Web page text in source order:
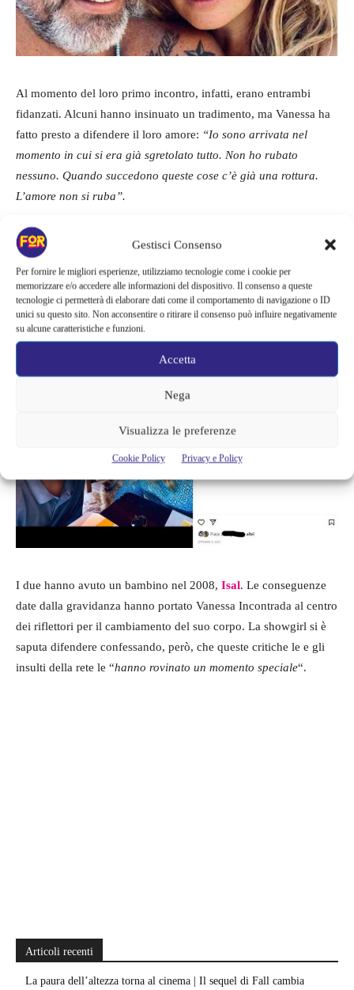
Gestisci Consenso
Per fornire le migliori esperienze, utilizziamo tecnologie come i cookie per
memorizzare e/o accedere alle informazioni del dispositivo. Il consenso a queste
tecnologie ci permetterà di elaborare dati come il comportamento di navigazione o ID
unici su questo sito. Non acconsentire o ritirare il consenso può influire negativamente
su alcune caratteristiche e funzioni.
Accetta
Nega
Visualizza le preferenze
Cookie Policy Privacy e Policy
Al momento del loro primo incontro, infatti, erano entrambi
fidanzati. Alcuni hanno insinuato un tradimento, ma Vanessa ha
fatto presto a difendere il loro amore: “Io sono arrivata nel
momento in cui si era già sgretolato tutto. Non ho rubato
nessuno. Quando succedono queste cose c’è già una rottura.
L’amore non si ruba”.
Al tempo del loro primo incontro, lui era fidanzato con
Chiara
Palmieri
erano molto amiche. Dopo la rottura delle rispettive coppie,
Rossano e Vanessa si sono innamorati e hanno costruito una
solida storia d’amore, di cui vanno molto fieri, ma che cercano di
tutelare da polemiche e occhi indiscreti.
I due hanno avuto un bambino nel 2008, Isal. Le conseguenze
date dalla gravidanza hanno portato Vanessa Incontrada al centro
dei riflettori per il cambiamento del suo corpo. La showgirl si è
saputa difendere confessando, però, che queste critiche le e gli
insulti della rete le “hanno rovinato un momento speciale“.
Articoli recenti
La paura dell’altezza torna al cinema | Il sequel di Fall cambia